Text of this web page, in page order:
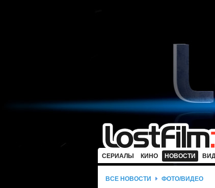
СЕРИАЛЫ КИНО НОВОСТИ
ВСЕ НОВОСТИ ФОТО/ВИДЕО